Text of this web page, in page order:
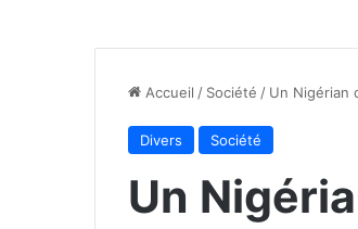
Accueil / Société / Un Nigérian
Divers Société
Un